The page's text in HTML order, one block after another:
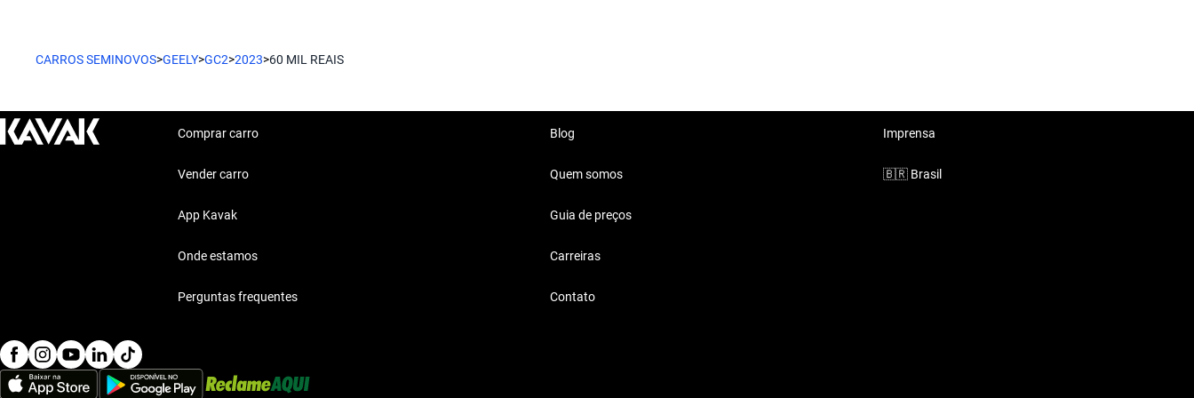
Segurança: Sistemas de seguridad
Conforto: Confort premium
Com bom desempenho e conforto, o Geely Gc2 é uma escolha prática.
CARROS SEMINOVOS>GEELY>GC2>2023>60 MIL REAIS
Comprar carro
Vender carro
App Kavak
Onde estamos
Perguntas frequentes
Blog
Quem somos
Guia de preços
Carreiras
Contato
Imprensa
🇧🇷 Brasil